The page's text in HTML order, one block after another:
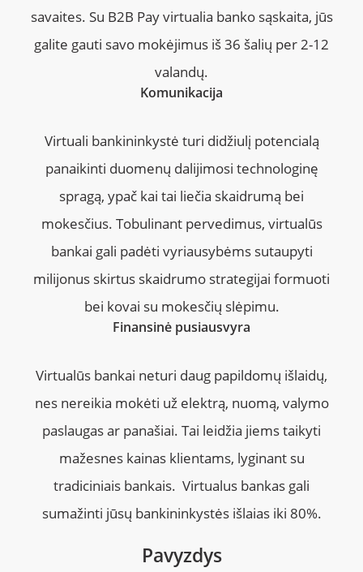
savaites. Su B2B Pay virtualia banko sąskaita, jūs
galite gauti savo mokėjimus iš 36 šalių per 2-12
valandų.
Komunikacija
Virtuali bankininkystė turi didžiulį potencialą
panaikinti duomenų dalijimosi technologinę
spragą, ypač kai tai liečia skaidrumą bei
mokesčius. Tobulinant pervedimus, virtualūs
bankai gali padėti vyriausybėms sutaupyti
milijonus skirtus skaidrumo strategijai formuoti
bei kovai su mokesčių slėpimu.
Finansinė pusiausvyra
Virtualūs bankai neturi daug papildomų išlaidų,
nes nereikia mokėti už elektrą, nuomą, valymo
paslaugas ar panašiai. Tai leidžia jiems taikyti
mažesnes kainas klientams, lyginant su
tradiciniais bankais. Virtualus bankas gali
sumažinti jūsų bankininkystės išlaias iki 80%.
Pavyzdys